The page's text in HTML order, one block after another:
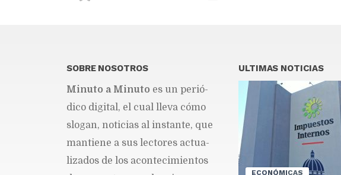
SOBRE NOSOTROS
Mi­nu­to a Mi­nu­to es un pe­rió­
di­co di­gi­tal, el cual lle­va cómo
slo­gan, no­ti­cias al ins­tan­te, que
man­tie­ne a sus lec­to­res ac­tua­
li­za­dos de los acon­te­ci­mien­tos
ULTIMAS NOTICIAS
ECONÓMICAS